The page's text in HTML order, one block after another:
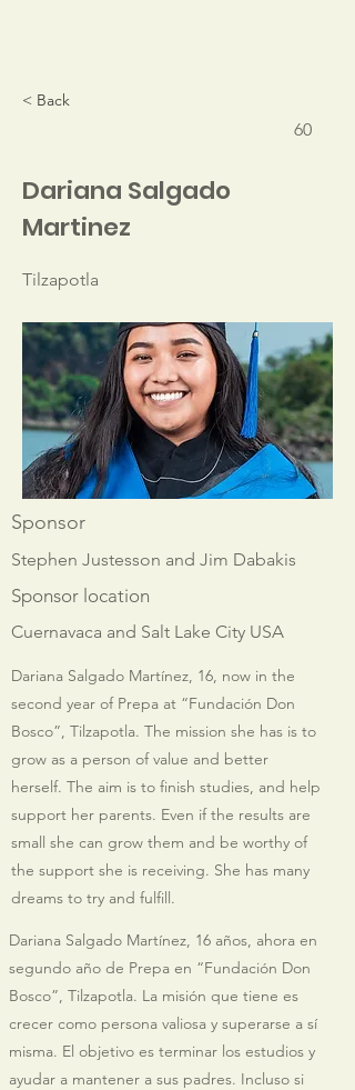
< Back
60
Dariana Salgado
Martinez
Tilzapotla
Sponsor
Stephen Justesson and Jim Dabakis
Sponsor location
Cuernavaca and Salt Lake City USA
Dariana Salgado Martínez, 16, now in the
second year of Prepa at “Fundación Don
Bosco”, Tilzapotla. The mission she has is to
grow as a person of value and better
herself. The aim is to finish studies, and help
support her parents. Even if the results are
small she can grow them and be worthy of
the support she is receiving. She has many
dreams to try and fulfill.
Dariana Salgado Martínez, 16 años, ahora en
segundo año de Prepa en “Fundación Don
Bosco”, Tilzapotla. La misión que tiene es
crecer como persona valiosa y superarse a sí
misma. El objetivo es terminar los estudios y
ayudar a mantener a sus padres. Incluso si